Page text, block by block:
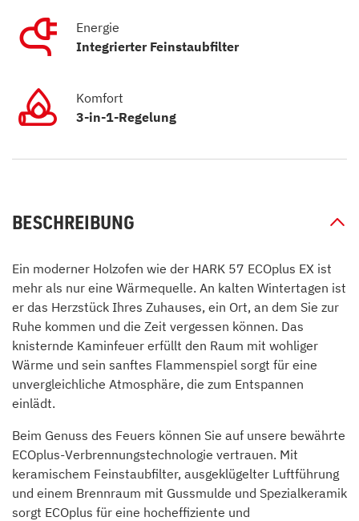
Energie
Integrierter Feinstaubfilter
Komfort
3-in-1-Regelung
BESCHREIBUNG
Ein moderner Holzofen wie der HARK 57 ECOplus EX ist
mehr als nur eine Wärmequelle. An kalten Wintertagen ist
er das Herzstück Ihres Zuhauses, ein Ort, an dem Sie zur
Ruhe kommen und die Zeit vergessen können. Das
knisternde Kaminfeuer erfüllt den Raum mit wohliger
Wärme und sein sanftes Flammenspiel sorgt für eine
unvergleichliche Atmosphäre, die zum Entspannen
einlädt.
Beim Genuss des Feuers können Sie auf unsere bewährte
ECOplus-Verbrennungstechnologie vertrauen. Mit
keramischem Feinstaubfilter, ausgeklügelter Luftführung
und einem Brennraum mit Gussmulde und Spezialkeramik
sorgt ECOplus für eine hocheffiziente und